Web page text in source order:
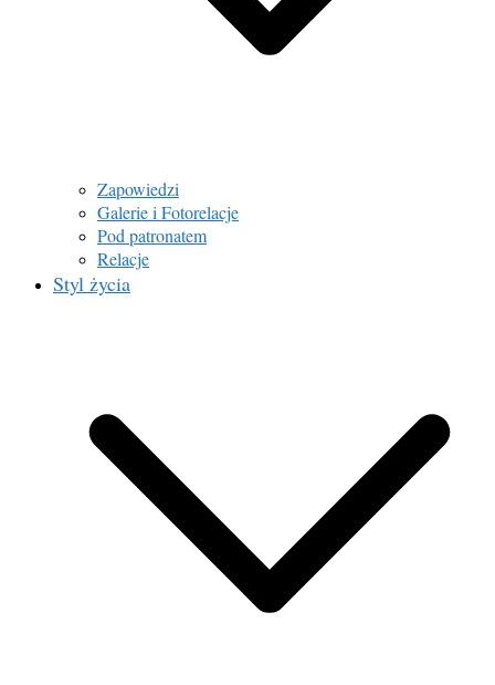
Zapowiedzi
Galerie i Fotorelacje
Pod patronatem
Relacje
Styl życia